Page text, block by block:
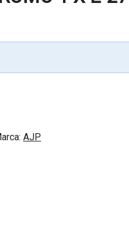
AJP